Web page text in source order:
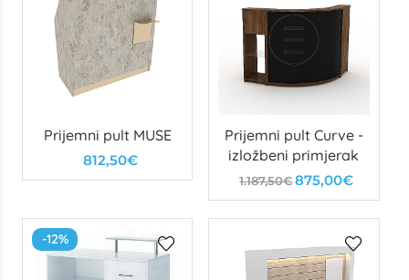
Prijemni pult MUSE
812,50€
Prijemni pult Curve -
izložbeni primjerak
1.187,50€875,00€
-12%